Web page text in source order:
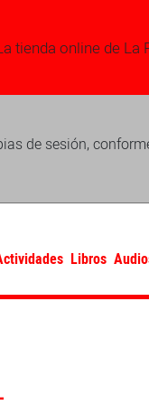
tienda online de La
de sesión,
Libros